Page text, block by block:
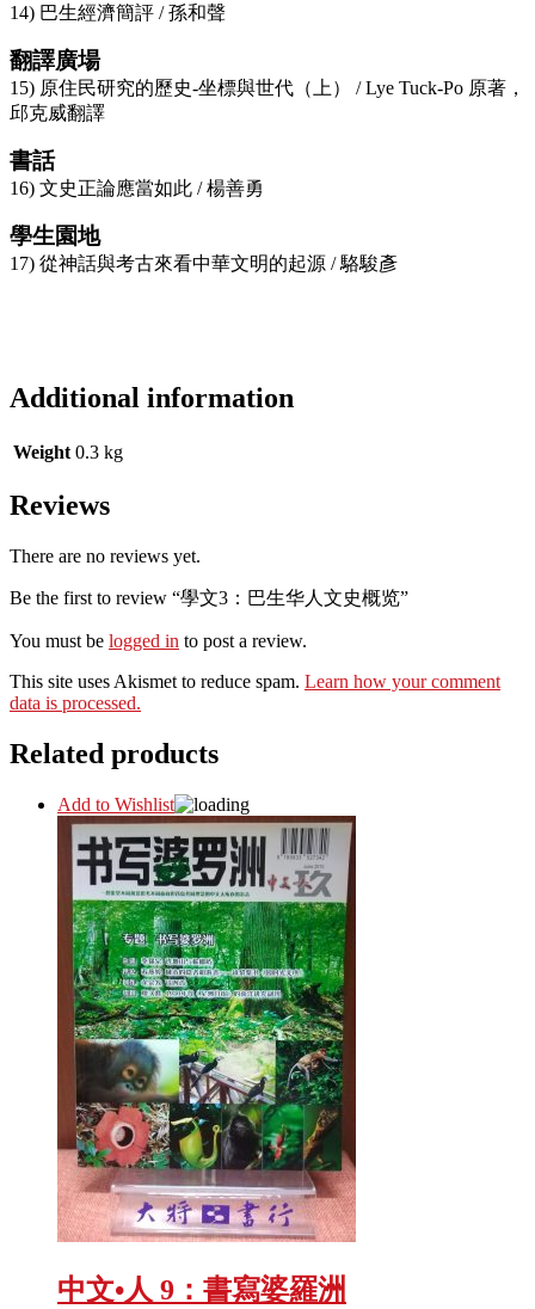
14) 巴生經濟簡評 / 孫和聲
翻譯廣場
15) 原住民研究的歷史-坐標與世代（上） / Lye Tuck-Po 原著，
邱克威翻譯
書話
16) 文史正論應當如此 / 楊善勇
學生園地
17) 從神話與考古來看中華文明的起源 / 駱駿彥
Additional information
Weight 0.3 kg
Reviews
There are no reviews yet.
Be the first to review “學文3：巴生华人文史概览”
You must be logged in to post a review.
This site uses Akismet to reduce spam. Learn how your comment
data is processed.
Related products
Add to Wishlist
中文•人 9：書寫婆羅洲